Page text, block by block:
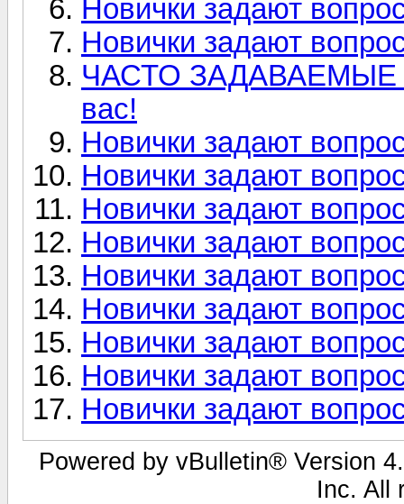
Новички задают
Новички задают
ЧАСТО ЗАДАВАЕМЫЕ
вас!
Новички задают
Новички задают
Новички задают
Новички задают
Новички задают
Новички задают
Новички задают
Новички задают
Новички задают
Powered by vBulletin® Version
Inc. All